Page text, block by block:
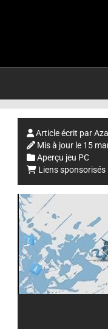
Article écrit par
Mis à jour le 15
Aperçu jeu PC
Liens sponsorisés